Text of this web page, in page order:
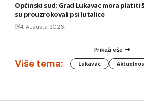
Općinski sud: Grad Lukavac mora
su prouzrokovali psi lutalice
4. Augusta 2026.
Prikaži više
Više tema: Lukavac